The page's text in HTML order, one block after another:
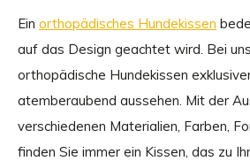
Ein orthopädisches Hundekissen
auf das Design geachtet wird. Bei
orthopädische Hundekissen
atemberaubend aussehen. Mit der
verschiedenen Materialien, Farben,
finden Sie immer ein Kissen, das zu